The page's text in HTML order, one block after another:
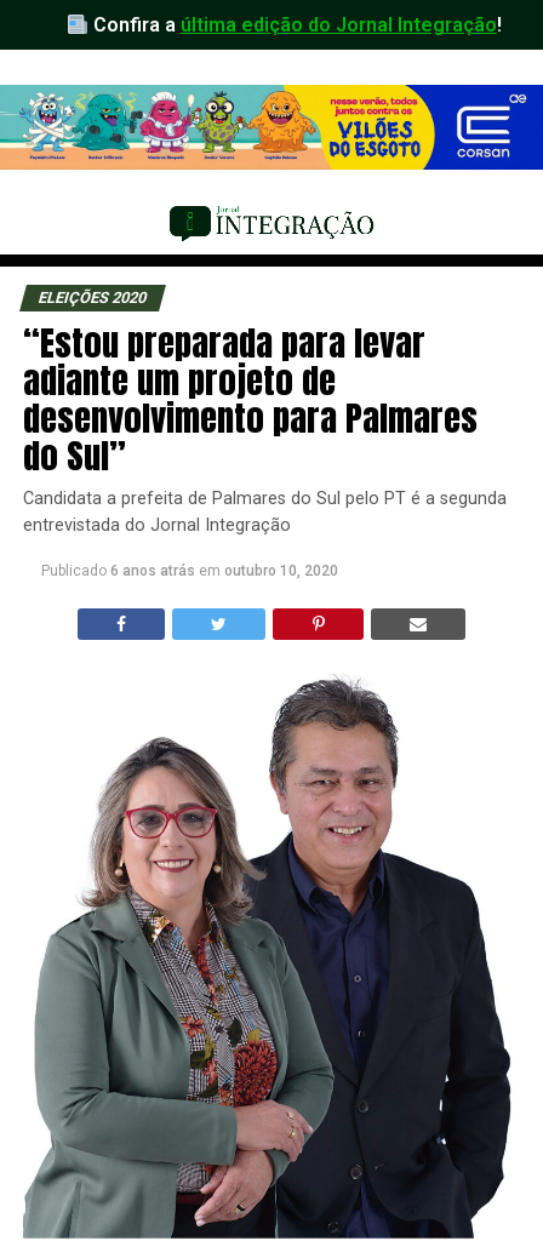
Confira a última edição do Jornal Integração!
ELEIÇÕES 2020
“Estou preparada para levar
adiante um projeto de
desenvolvimento para Palmares
do Sul”
Candidata a prefeita de Palmares do Sul pelo PT é a segunda
entrevistada do Jornal Integração
Publicado 6 anos atrás em outubro 10, 2020